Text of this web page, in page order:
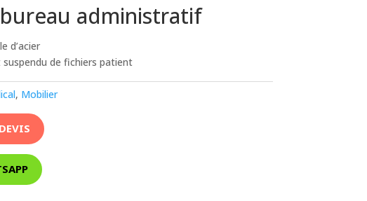
administratif
d’acier
suspendu de fichiers patient
, Mobilier